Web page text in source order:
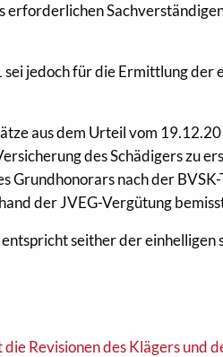
erforderlichen
jedoch für die Ermittlung der
aus dem Urteil vom
des Schädigers zu
Grundhonorars nach der
der JVEG-Vergütung
seither der einhelligen
Revisionen des Klägers und